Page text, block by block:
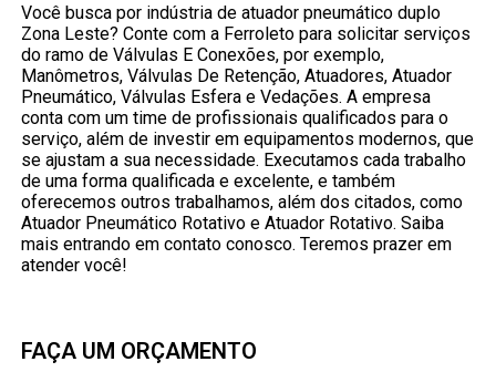
Você busca por indústria de atuador pneumático duplo
Zona Leste? Conte com a Ferroleto para solicitar serviços
do ramo de Válvulas E Conexões, por exemplo,
Manômetros, Válvulas De Retenção, Atuadores, Atuador
Pneumático, Válvulas Esfera e Vedações. A empresa
conta com um time de profissionais qualificados para o
serviço, além de investir em equipamentos modernos, que
se ajustam a sua necessidade. Executamos cada trabalho
de uma forma qualificada e excelente, e também
oferecemos outros trabalhamos, além dos citados, como
Atuador Pneumático Rotativo e Atuador Rotativo. Saiba
mais entrando em contato conosco. Teremos prazer em
atender você!
FAÇA UM ORÇAMENTO